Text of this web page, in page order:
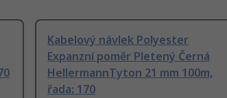
Kabelový návlek Polyester
Expanzní poměr Pletený Černá
HellermannTyton 21 mm 100m,
řada: 170